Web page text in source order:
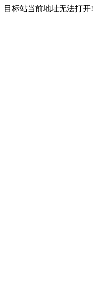
目标站当前地址无法打开!